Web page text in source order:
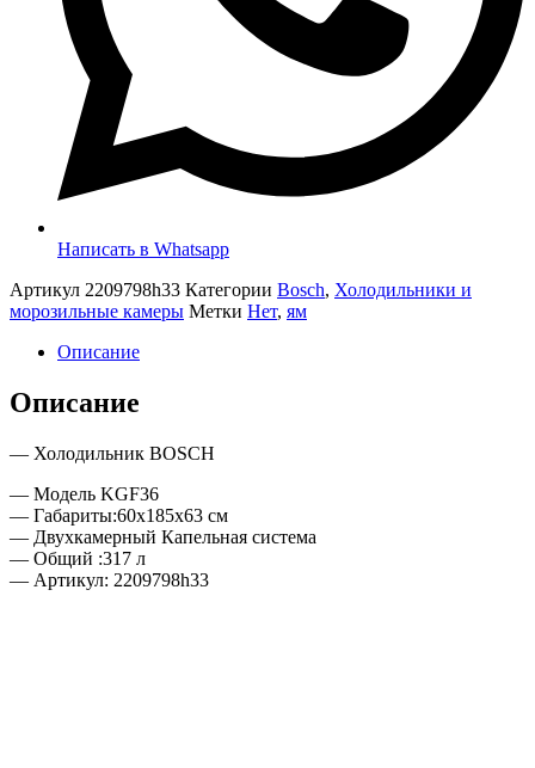
Написать в Whatsapp
Артикул 2209798h33 Категории Bosch, Холодильники и
морозильные камеры Метки Нет, ям
Описание
Описание
— Холодильник BOSCH
— Модель KGF36
— Габариты:60х185х63 см
— Двухкамерный Капельная система
— Общий :317 л
— Артикул: 2209798h33